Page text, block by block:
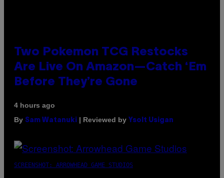
Two Pokemon TCG Restocks
Are Live On Amazon—Catch ‘Em
Before They’re Gone
4 hours ago
By Sam Watanuki | Reviewed by Ysolt Usigan
SCREENSHOT: ARROWHEAD GAME STUDIOS